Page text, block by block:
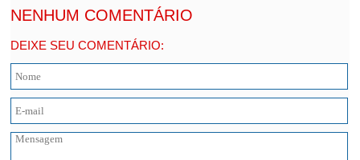
NENHUM COMENTÁRIO
DEIXE SEU COMENTÁRIO: